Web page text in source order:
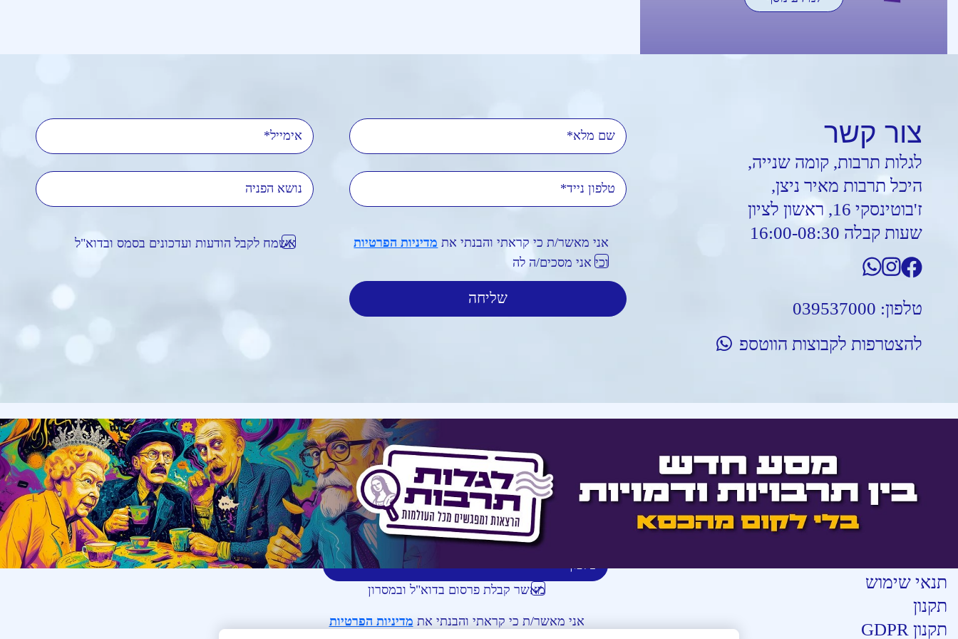
צור קשר
לגלות תרבות, קומה שנייה,
היכל תרבות מאיר ניצן,
ז'בוטינסקי 16, ראשון לציון
שעות קבלה 16:00-08:30
טלפון: 039537000
להצטרפות לקבוצות הווטספ
שם מלא אימייל
טלפון נייד נושא הפניה
אני מאשר/ת כי קראתי והבנתי את מדיניות הפרטיות
וכי אני מסכים/ה לה
אשמח לקבל הודעות ועדכונים בסמס ובדוא"ל
לוח מופעים
תנאי שימוש
תקנון
תקנון GDPR
הרשמה לניוזלטר ולקבלת מסרון
מאשר קבלת פרסום בדוא"ל ובמסרון
אני מאשר/ת כי קראתי והבנתי את מדיניות הפרטיות